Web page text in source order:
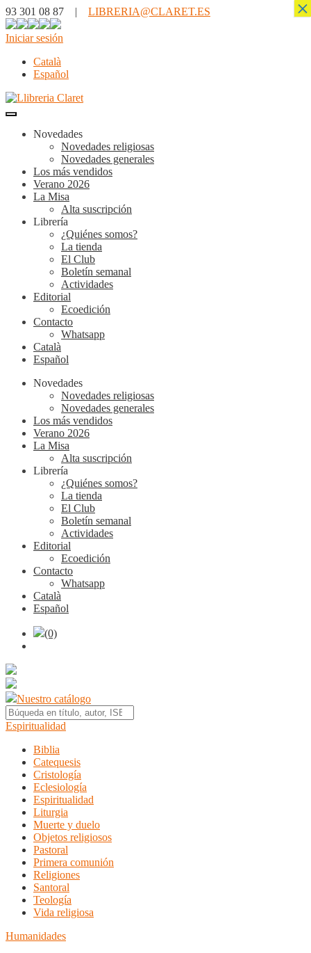
93 301 08 87 | LIBRERIA@CLARET.ES
Iniciar sesión
Català
Español
Novedades
Novedades religiosas
Novedades generales
Los más vendidos
Verano 2026
La Misa
Alta suscripción
Librería
¿Quiénes somos?
La tienda
El Club
Boletín semanal
Actividades
Editorial
Ecoedición
Contacto
Whatsapp
Català
Español
Novedades
Novedades religiosas
Novedades generales
Los más vendidos
Verano 2026
La Misa
Alta suscripción
Librería
¿Quiénes somos?
La tienda
El Club
Boletín semanal
Actividades
Editorial
Ecoedición
Contacto
Whatsapp
Català
Español
(0)
Nuestro catálogo
Espiritualidad
Biblia
Catequesis
Cristología
Eclesiología
Espiritualidad
Liturgia
Muerte y duelo
Objetos religiosos
Pastoral
Primera comunión
Religiones
Santoral
Teología
Vida religiosa
Humanidades
×